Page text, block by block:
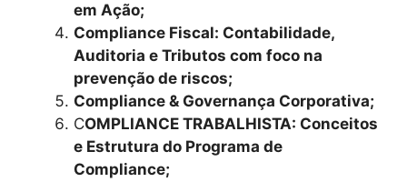
em Ação;
Compliance Fiscal: Contabilidade,
Auditoria e Tributos com foco na
prevenção de riscos;
Compliance & Governança Corporativa;
COMPLIANCE TRABALHISTA: Conceitos
e Estrutura do Programa de
Compliance;